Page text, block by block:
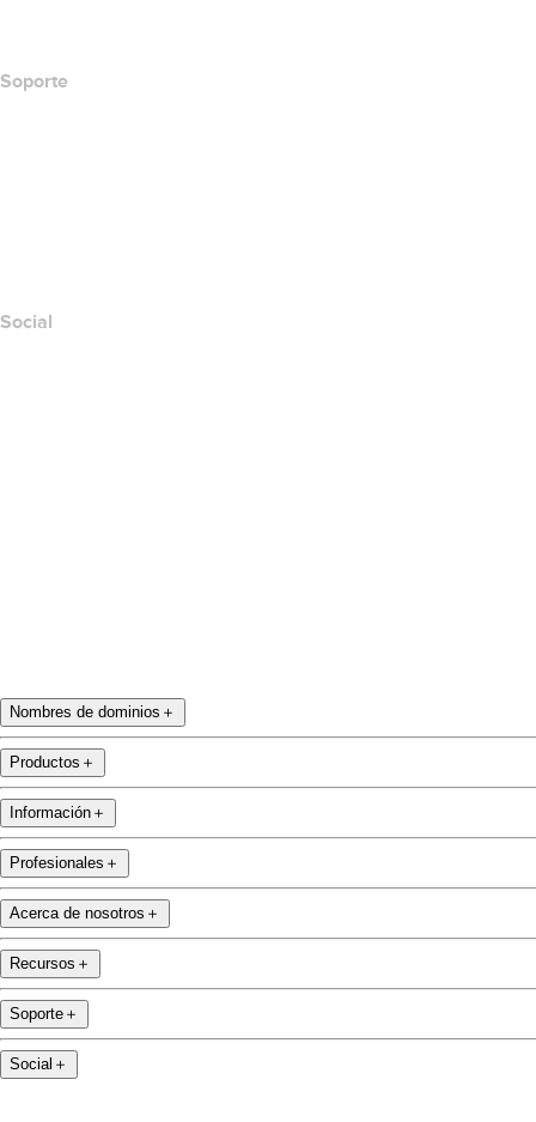
Soporte
Social
Nombres de dominios ＋
Productos ＋
Información ＋
Profesionales ＋
Acerca de nosotros ＋
Recursos ＋
Soporte ＋
Social ＋